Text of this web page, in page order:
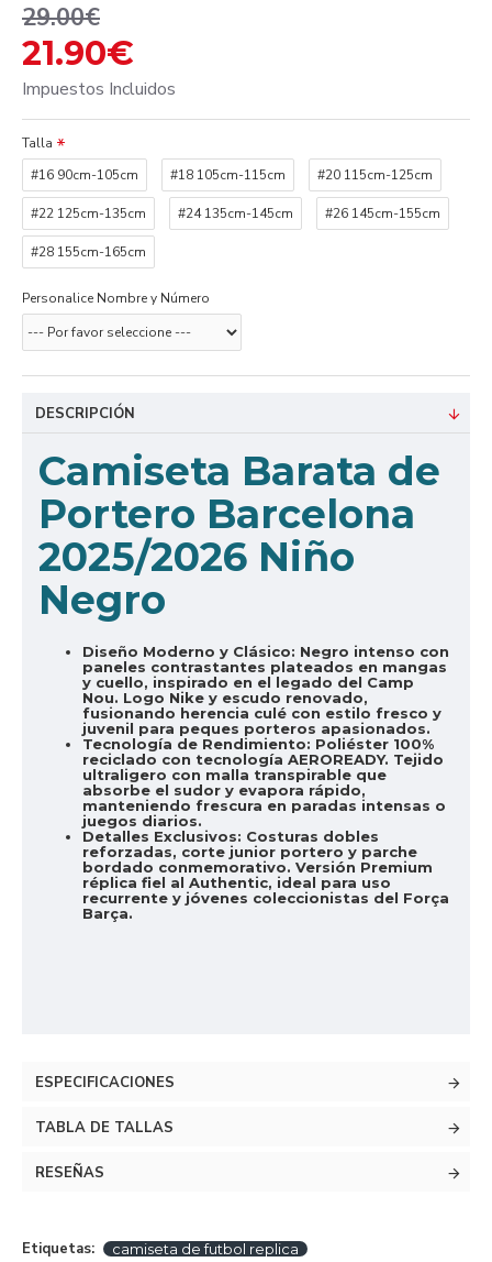
21.90€
29.00€
Impuestos Incluidos
Talla
#16 90cm-105cm
#18 105cm-115cm #20 115cm-125cm
#22 125cm-135cm #24 135cm-145cm #26 145cm-155cm
#28 155cm-165cm
Personalice Nombre y Número
DESCRIPCIÓN
Camiseta Barata de
Portero Barcelona
2025/2026 Niño
Negro
Diseño Moderno y Clásico: Negro intenso con
paneles contrastantes plateados en mangas
y cuello, inspirado en el legado del Camp
Nou. Logo Nike y escudo renovado,
fusionando herencia culé con estilo fresco y
juvenil para peques porteros apasionados.
Tecnología de Rendimiento: Poliéster 100%
reciclado con tecnología AEROREADY. Tejido
ultraligero con malla transpirable que
absorbe el sudor y evapora rápido,
manteniendo frescura en paradas intensas o
juegos diarios.
Detalles Exclusivos: Costuras dobles
reforzadas, corte junior portero y parche
bordado conmemorativo. Versión Premium
réplica fiel al Authentic, ideal para uso
recurrente y jóvenes coleccionistas del Força
Barça.
ESPECIFICACIONES
TABLA DE TALLAS
RESEÑAS
Etiquetas: camiseta de futbol replica